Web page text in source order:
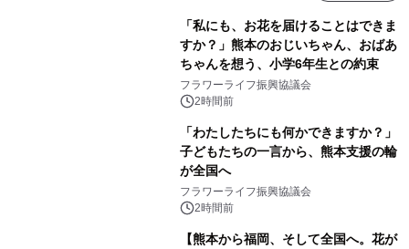
「私にも、お花を届けることはできま
すか？」熊本のおじいちゃん、おばあ
ちゃんを想う、小学6年生との約束
フラワーライフ振興協議会
2時間前
「わたしたちにも何かできますか？」
子どもたちの一言から、熊本支援の輪
が全国へ
フラワーライフ振興協議会
2時間前
【熊本から福岡、そして全国へ。花が